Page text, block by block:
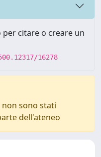
citare o creare un
16278
sono stati
dell'ateneo